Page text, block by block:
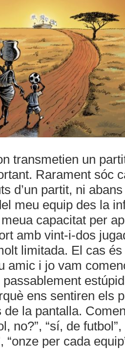
transmetien un
Rarament sóc
d’un partit, ni
meu equip des la
capacitat per
amb vint-i-dos
limitada. El cas
amic i jo vam
ens sentiren els
la pantalla.
no?”, “sí, de
“onze per cada